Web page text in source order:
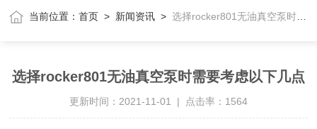
当前位置：首页 > 新闻资讯 >选择rocker801无油真空泵时需要考虑以下几点
选择rocker801无油真空泵时需要考虑以下几点
更新时间：2021-11-01 | 点击率：1564